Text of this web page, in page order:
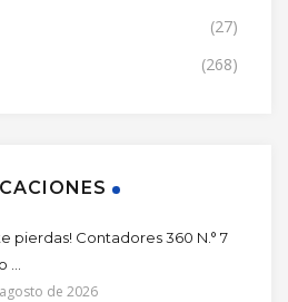
(27)
(268)
pierdas! Contadores 360 N.° 7
de 2026